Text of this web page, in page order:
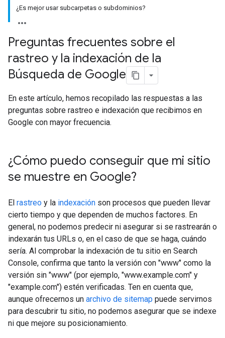
¿Es mejor usar subcarpetas o subdominios?
Preguntas frecuentes sobre el
rastreo y la indexación de la
Búsqueda de Google
En este artículo, hemos recopilado las respuestas a las
preguntas sobre rastreo e indexación que recibimos en
Google con mayor frecuencia.
¿Cómo puedo conseguir que mi sitio
se muestre en Google?
El rastreo y la indexación son procesos que pueden llevar
cierto tiempo y que dependen de muchos factores. En
general, no podemos predecir ni asegurar si se rastrearán o
indexarán tus URLs o, en el caso de que se haga, cuándo
sería. Al comprobar la indexación de tu sitio en Search
Console, confirma que tanto la versión con "www" como la
versión sin "www" (por ejemplo, "www.example.com" y
"example.com") estén verificadas. Ten en cuenta que,
aunque ofrecernos un archivo de sitemap puede servirnos
para descubrir tu sitio, no podemos asegurar que se indexe
ni que mejore su posicionamiento.